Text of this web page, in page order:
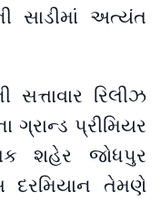
સાડીમાં અત્યંત
સત્તાવાર રિલીઝ
પ્રીમિયર
શહેર જોધપુર
દરમિયાન તેમણે